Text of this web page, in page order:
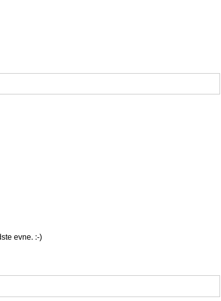
evne. :-)